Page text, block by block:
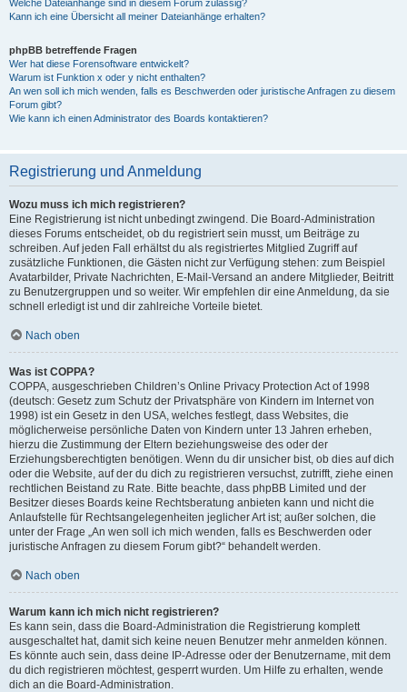
Welche Dateianhänge sind in diesem Forum zulässig?
Kann ich eine Übersicht all meiner Dateianhänge erhalten?
phpBB betreffende Fragen
Wer hat diese Forensoftware entwickelt?
Warum ist Funktion x oder y nicht enthalten?
An wen soll ich mich wenden, falls es Beschwerden oder juristische Anfragen zu diesem
Forum gibt?
Wie kann ich einen Administrator des Boards kontaktieren?
Registrierung und Anmeldung
Wozu muss ich mich registrieren?
Eine Registrierung ist nicht unbedingt zwingend. Die Board-Administration
dieses Forums entscheidet, ob du registriert sein musst, um Beiträge zu
schreiben. Auf jeden Fall erhältst du als registriertes Mitglied Zugriff auf
zusätzliche Funktionen, die Gästen nicht zur Verfügung stehen: zum Beispiel
Avatarbilder, Private Nachrichten, E-Mail-Versand an andere Mitglieder, Beitritt
zu Benutzergruppen und so weiter. Wir empfehlen dir eine Anmeldung, da sie
schnell erledigt ist und dir zahlreiche Vorteile bietet.
Nach oben
Was ist COPPA?
COPPA, ausgeschrieben Children’s Online Privacy Protection Act of 1998
(deutsch: Gesetz zum Schutz der Privatsphäre von Kindern im Internet von
1998) ist ein Gesetz in den USA, welches festlegt, dass Websites, die
möglicherweise persönliche Daten von Kindern unter 13 Jahren erheben,
hierzu die Zustimmung der Eltern beziehungsweise des oder der
Erziehungsberechtigten benötigen. Wenn du dir unsicher bist, ob dies auf dich
oder die Website, auf der du dich zu registrieren versuchst, zutrifft, ziehe einen
rechtlichen Beistand zu Rate. Bitte beachte, dass phpBB Limited und der
Besitzer dieses Boards keine Rechtsberatung anbieten kann und nicht die
Anlaufstelle für Rechtsangelegenheiten jeglicher Art ist; außer solchen, die
unter der Frage „An wen soll ich mich wenden, falls es Beschwerden oder
juristische Anfragen zu diesem Forum gibt?“ behandelt werden.
Nach oben
Warum kann ich mich nicht registrieren?
Es kann sein, dass die Board-Administration die Registrierung komplett
ausgeschaltet hat, damit sich keine neuen Benutzer mehr anmelden können.
Es könnte auch sein, dass deine IP-Adresse oder der Benutzername, mit dem
du dich registrieren möchtest, gesperrt wurden. Um Hilfe zu erhalten, wende
dich an die Board-Administration.